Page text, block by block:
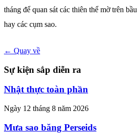
tháng để quan sát các thiên thể mờ trên
hay các cụm sao.
← Quay về
Sự kiện sắp diễn ra
Nhật thực toàn phần
Ngày 12 tháng 8 năm 2026
Mưa sao băng Perseids